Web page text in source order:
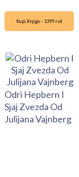
Kupi Knjigu - 1399 rsd
Odri Hepbern I
Sjaj Zvezda Od
Julijana Vajnberg